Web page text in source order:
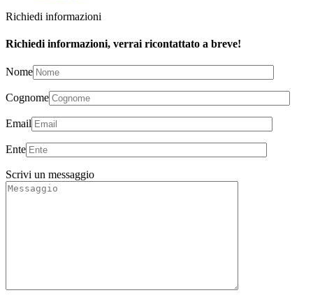
Richiedi informazioni
Richiedi informazioni, verrai ricontattato a breve!
Nome
Cognome
Email
Ente
Scrivi un messaggio